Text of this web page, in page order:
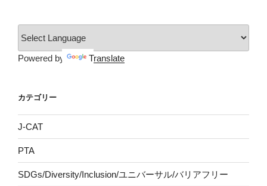
Powered by Translate
カテゴリー
J-CAT
PTA
SDGs/Diversity/Inclusion/ユニバーサル/バリアフリー